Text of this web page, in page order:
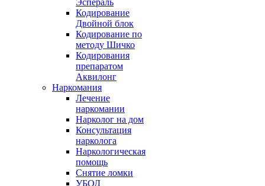
Эспераль
Кодирование
Двойной блок
Кодирование по
методу Шичко
Кодирования
препаратом
Аквилонг
Наркомания
Лечение
наркомании
Нарколог на дом
Консультация
нарколога
Наркологическая
помощь
Снятие ломки
УБОД